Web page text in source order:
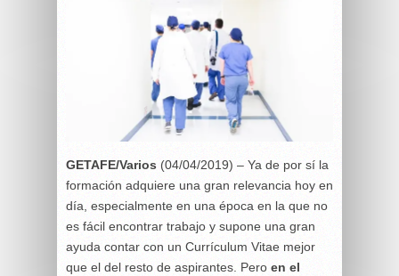
GETAFE/Varios (04/04/2019) – Ya de por sí la
formación adquiere una gran relevancia hoy en
día, especialmente en una época en la que no
es fácil encontrar trabajo y supone una gran
ayuda contar con un Currículum Vitae mejor
que el del resto de aspirantes. Pero en el